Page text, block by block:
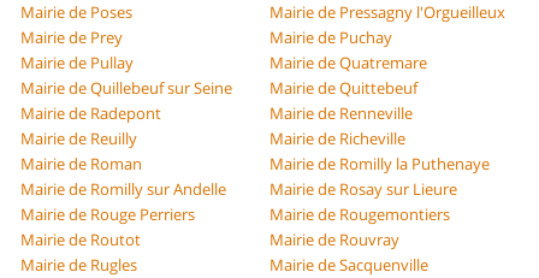
Mairie de Poses
Mairie de Pressagny l'Orgueilleux
Mairie de Prey
Mairie de Puchay
Mairie de Pullay
Mairie de Quatremare
Mairie de Quillebeuf sur Seine
Mairie de Quittebeuf
Mairie de Radepont
Mairie de Renneville
Mairie de Reuilly
Mairie de Richeville
Mairie de Roman
Mairie de Romilly la Puthenaye
Mairie de Romilly sur Andelle
Mairie de Rosay sur Lieure
Mairie de Rouge Perriers
Mairie de Rougemontiers
Mairie de Routot
Mairie de Rouvray
Mairie de Rugles
Mairie de Sacquenville